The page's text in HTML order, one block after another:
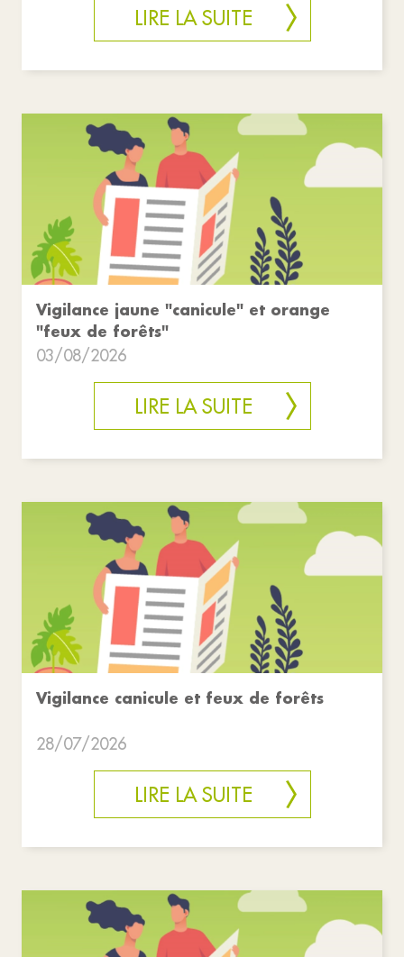
LIRE LA SUITE
Vigilance jaune "canicule" et orange
"feux de forêts"
03/08/2026
LIRE LA SUITE
Vigilance canicule et feux de forêts
28/07/2026
LIRE LA SUITE